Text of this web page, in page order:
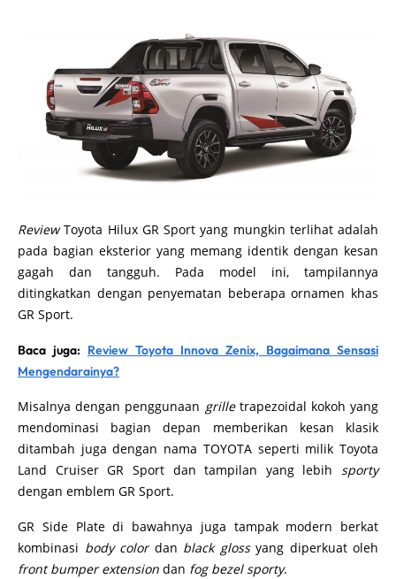
ReviewToyota Hilux GR Sport yang mungkin terlihat adalah
pada bagian eksterior yang memang identik dengan kesan
gagah dan tangguh. Pada model ini, tampilannya
ditingkatkan dengan penyematan beberapa ornamen khas
GR Sport.
Baca juga: Review Toyota Innova Zenix, Bagaimana Sensasi
Mengendarainya?
Misalnya dengan penggunaan grille trapezoidal kokoh yang
mendominasi bagian depan memberikan kesan klasik
ditambah juga dengan nama TOYOTA seperti milik Toyota
Land Cruiser GR Sport dan tampilan yang lebih sporty
dengan emblem GR Sport.
GR Side Plate di bawahnya juga tampak modern berkat
kombinasi body color dan black glossyang diperkuat oleh
front bumper extension dan fog bezel sporty.